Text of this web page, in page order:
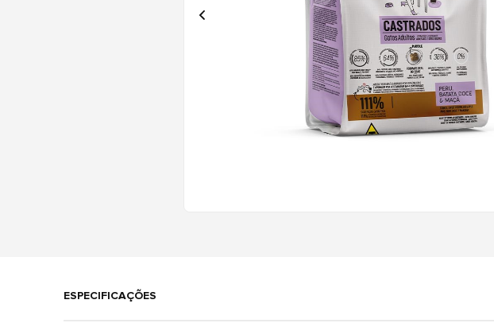
ESPECIFICAÇÕES